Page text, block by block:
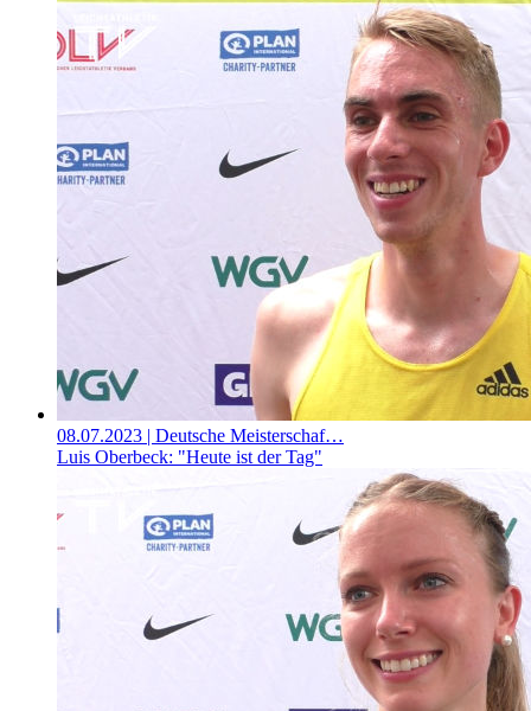
08.07.2023 | Deutsche Meisterschaf…
Luis Oberbeck: "Heute ist der Tag"